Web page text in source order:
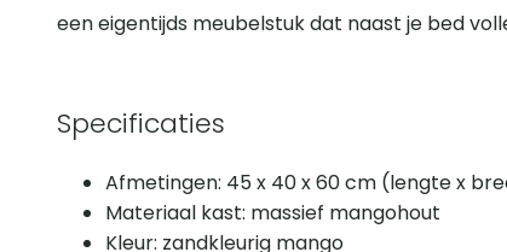
een eigentijds meubelstuk dat naast je bed
Specificaties
Afmetingen: 45 x 40 x 60 cm (lengte x
Materiaal kast: massief mangohout
Kleur: zandkleurig mango